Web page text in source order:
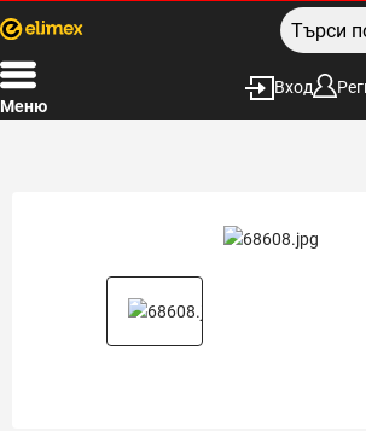
Меню
Вход